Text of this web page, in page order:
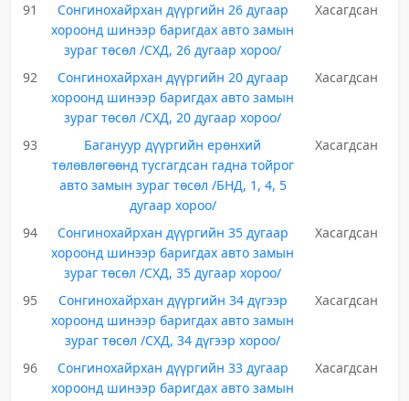
91
Сонгинохайрхан дүүргийн 26 дугаар
хороонд шинээр баригдах авто замын
зураг төсөл /СХД, 26 дугаар хороо/
Хасагдсан
92
Сонгинохайрхан дүүргийн 20 дугаар
хороонд шинээр баригдах авто замын
зураг төсөл /СХД, 20 дугаар хороо/
Хасагдсан
93
Багануур дүүргийн ерөнхий
төлөвлөгөөнд тусгагдсан гадна тойрог
авто замын зураг төсөл /БНД, 1, 4, 5
дугаар хороо/
Хасагдсан
94
Сонгинохайрхан дүүргийн 35 дугаар
хороонд шинээр баригдах авто замын
зураг төсөл /СХД, 35 дугаар хороо/
Хасагдсан
95
Сонгинохайрхан дүүргийн 34 дүгээр
хороонд шинээр баригдах авто замын
зураг төсөл /СХД, 34 дүгээр хороо/
Хасагдсан
96
Сонгинохайрхан дүүргийн 33 дугаар
хороонд шинээр баригдах авто замын
Хасагдсан